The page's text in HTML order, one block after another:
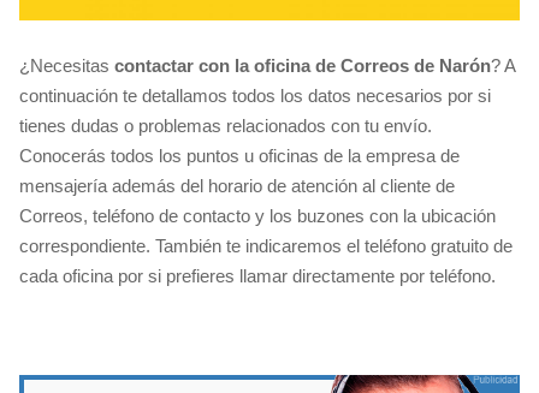
¿Necesitas contactar con la oficina de Correos de Narón? A
continuación te detallamos todos los datos necesarios por si
tienes dudas o problemas relacionados con tu envío.
Conocerás todos los puntos u oficinas de la empresa de
mensajería además del horario de atención al cliente de
Correos, teléfono de contacto y los buzones con la ubicación
correspondiente. También te indicaremos el teléfono gratuito de
cada oficina por si prefieres llamar directamente por teléfono.